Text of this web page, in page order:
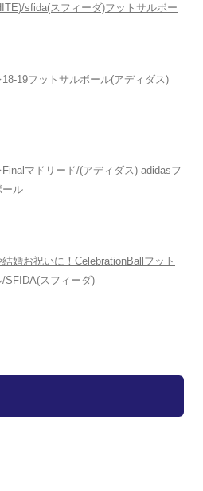
sfida(スフィーダ)フットサルボー
19フットサルボール(アディダス)
マドリード/(アディダス) adidasフ
ール
婚お祝いに！CelebrationBallフット
SFIDA(スフィーダ)